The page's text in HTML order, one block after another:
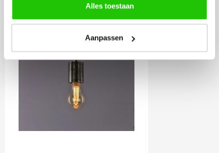
Alles toestaan
Aanpassen
LED lamp 2,3 watt E27
goud dimbaar